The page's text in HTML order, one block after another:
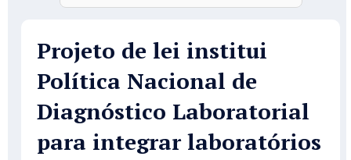
Projeto de lei institui
Política Nacional de
Diagnóstico Laboratorial
para integrar laboratórios